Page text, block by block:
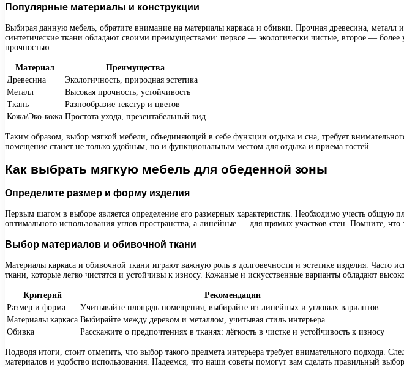
Популярные материалы и конструкции
Выбирая данную мебель, обратите внимание на материалы каркаса и обивки. Прочная древесина, металл
синтетические ткани обладают своими преимуществами: первое — экологически чистые, второе —
прочностью.
Материал
Преимущества
Древесина
Экологичность, природная эстетика
Металл
Высокая прочность, устойчивость
Ткань
Разнообразие текстур и цветов
Кожа/Эко-кожа Простота ухода, презентабельный вид
Таким образом, выбор мягкой мебели, объединяющей в себе функции отдыха и сна, требует
помещение станет не только удобным, но и функциональным местом для отдыха и приема гостей.
Как выбрать мягкую мебель для обеденной зоны
Определите размер и форму изделия
Первым шагом в выборе является определение его размерных характеристик. Необходимо учесть
оптимального использования углов пространства, а линейные — для прямых участков стен. Помните,
Выбор материалов и обивочной ткани
Материалы каркаса и обивочной ткани играют важную роль в долговечности и эстетике изделия. Часто
ткани, которые легко чистятся и устойчивы к износу. Кожаные и искусственные варианты обладают
Критерий
Рекомендации
Размер и форма
Учитывайте площадь помещения, выбирайте из линейных и угловых вариантов
Материалы каркаса Выбирайте между деревом и металлом, учитывая стиль интерьера
Обивка
Расскажите о предпочтениях в тканях: лёгкость в чистке и устойчивость к износу
Подводя итоги, стоит отметить, что выбор такого предмета интерьера требует внимательного подхода.
материалов и удобство использования. Надеемся, что наши советы помогут вам сделать правильный